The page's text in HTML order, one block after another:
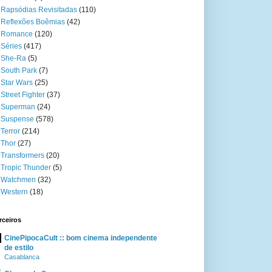
Rapsódias Revisitadas (110)
Reflexões Boêmias (42)
Romance (120)
Séries (417)
She-Ra (5)
South Park (7)
Star Wars (25)
Street Fighter (37)
Superman (24)
Suspense (578)
Terror (214)
Thor (27)
Transformers (20)
Tropic Thunder (5)
Watchmen (32)
Western (18)
CinePipocaCult :: bom cinema independente
de estilo
Casablanca